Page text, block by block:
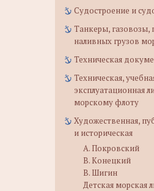
Судостроение и
Танкеры, газовозы,
наливных грузов
Техническая
Техническая,
эксплуатационная
морскому флоту
Художественная,
и историческая
А. Покровский
В. Конецкий
В. Шигин
Детская морская